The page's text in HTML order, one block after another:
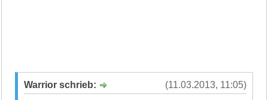
(11.03.2013, 11:05)
Warrior schrieb: